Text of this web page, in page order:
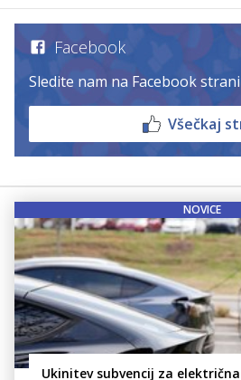
Facebook
Sledite nam na Facebook
Všečkaj
NOVICE
Ukinitev subvencij za